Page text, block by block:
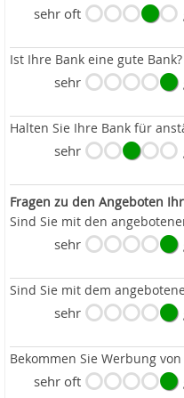
sehr oft
Ist Ihre Bank eine gute Bank?
sehr
Halten Sie Ihre Bank für
sehr
Fragen zu den Angeboten
Sind Sie mit den
sehr
Sind Sie mit dem
sehr
Bekommen Sie Werbung
sehr oft